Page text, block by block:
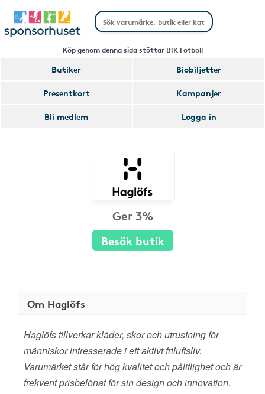
Köp genom denna sida stöttar BIK Fotboll
Butiker
Biobiljetter
Presentkort
Kampanjer
Bli medlem
Logga in
Ger 3%
Besök butik
Om Haglöfs
Haglöfs tillverkar kläder, skor och utrustning för
människor intresserade i ett aktivt friluftsliv.
Varumärket står för hög kvalitet och pålitlighet och är
frekvent prisbelönat för sin design och innovation.